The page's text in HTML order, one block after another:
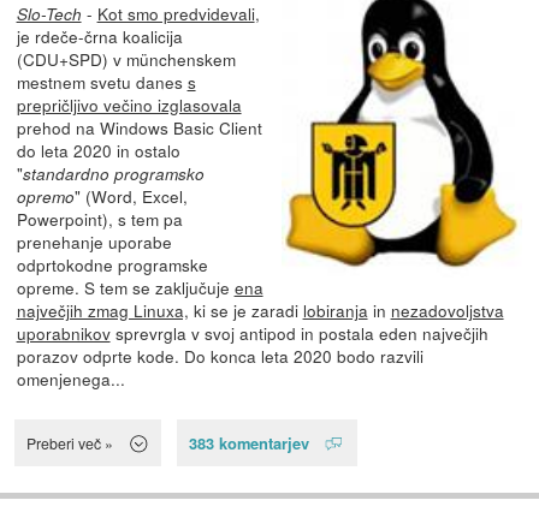
Slo-Tech - Kot smo predvidevali,
je rdeče-črna koalicija
(CDU+SPD) v münchenskem
mestnem svetu danes s
prepričljivo večino izglasovala
prehod na Windows Basic Client
do leta 2020 in ostalo
"standardno programsko
opremo" (Word, Excel,
Powerpoint), s tem pa
prenehanje uporabe
odprtokodne programske
opreme. S tem se zaključuje ena
največjih zmag Linuxa, ki se je zaradi lobiranjain nezadovoljstva
uporabnikovsprevrgla v svoj antipod in postala eden največjih
porazov odprte kode. Do konca leta 2020 bodo razvili
omenjenega...
Preberi več » 383 komentarjev